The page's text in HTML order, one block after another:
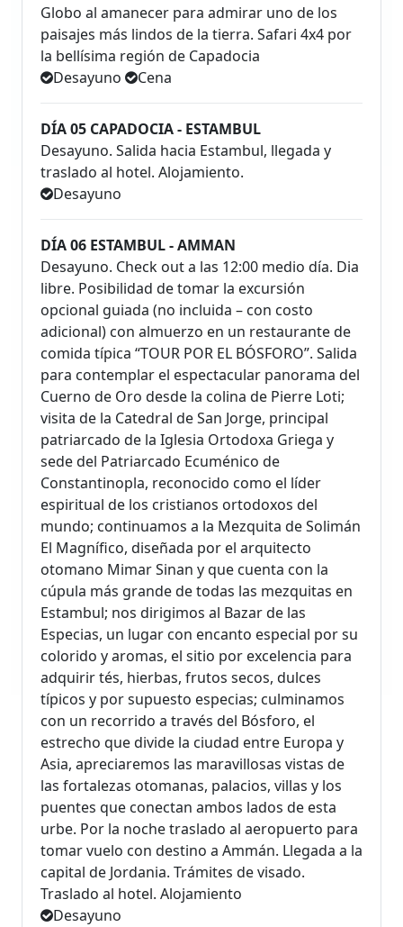
Globo al amanecer para admirar uno de los
paisajes más lindos de la tierra. Safari 4x4 por
la bellísima región de Capadocia
Desayuno
Cena
DÍA 05 CAPADOCIA - ESTAMBUL
Desayuno. Salida hacia Estambul, llegada y
traslado al hotel. Alojamiento.
Desayuno
DÍA 06 ESTAMBUL - AMMAN
Desayuno. Check out a las 12:00 medio día. Dia
libre. Posibilidad de tomar la excursión
opcional guiada (no incluida – con costo
adicional) con almuerzo en un restaurante de
comida típica “TOUR POR EL BÓSFORO”. Salida
para contemplar el espectacular panorama del
Cuerno de Oro desde la colina de Pierre Loti;
visita de la Catedral de San Jorge, principal
patriarcado de la Iglesia Ortodoxa Griega y
sede del Patriarcado Ecuménico de
Constantinopla, reconocido como el líder
espiritual de los cristianos ortodoxos del
mundo; continuamos a la Mezquita de Solimán
El Magnífico, diseñada por el arquitecto
otomano Mimar Sinan y que cuenta con la
cúpula más grande de todas las mezquitas en
Estambul; nos dirigimos al Bazar de las
Especias, un lugar con encanto especial por su
colorido y aromas, el sitio por excelencia para
adquirir tés, hierbas, frutos secos, dulces
típicos y por supuesto especias; culminamos
con un recorrido a través del Bósforo, el
estrecho que divide la ciudad entre Europa y
Asia, apreciaremos las maravillosas vistas de
las fortalezas otomanas, palacios, villas y los
puentes que conectan ambos lados de esta
urbe. Por la noche traslado al aeropuerto para
tomar vuelo con destino a Ammán. Llegada a la
capital de Jordania. Trámites de visado.
Traslado al hotel. Alojamiento
Desayuno